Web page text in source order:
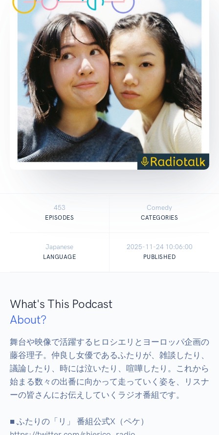
453
EPISODES
Comedy
CATEGORIES
Japanese
LANGUAGE
2025-11-24 10:06:00
PUBLISHED
What's This Podcast
About?
舞台や映像で活躍するヒロシエリとヨーロッパ企画の
藤谷理子。仲良し女優であるふたりが、雑談したり、
議論したり、時には泣いたり、喧嘩したり。これから
始まる数々の出番に向かって走っていく姿を、リスナ
ーの皆さんにお伝えしていくラジオ番組です。
■ ふたりの「リ」 番組公式X（ペケ）